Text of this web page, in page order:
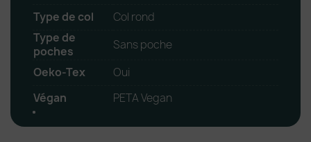
Type de col
Col rond
Type de
poches
Sans poche
Oeko-Tex
Oui
Végan
PETA Vegan